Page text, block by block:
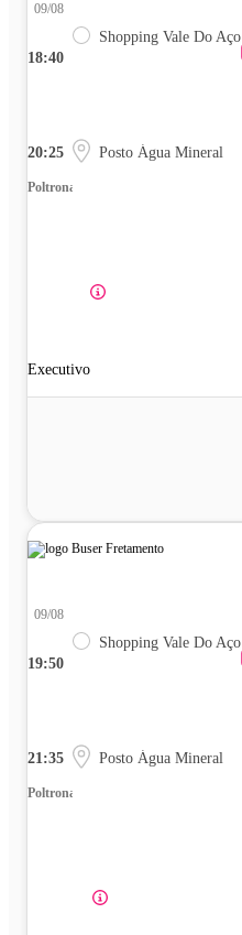
18:40
09/08
Shopping Vale Do Aço
20:25 Posto Água Mineral
Poltrona
Executivo
19:50
09/08
Shopping Vale Do Aço
21:35 Posto Água Mineral
Poltrona